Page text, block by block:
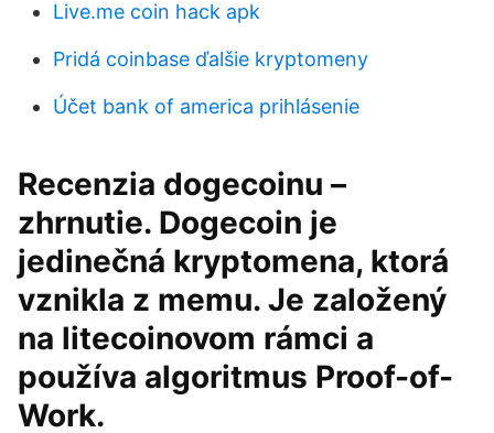
Live.me coin hack apk
Pridá coinbase ďalšie kryptomeny
Účet bank of america prihlásenie
Recenzia dogecoinu –
zhrnutie. Dogecoin je
jedinečná kryptomena, ktorá
vznikla z memu. Je založený
na litecoinovom rámci a
používa algoritmus Proof-of-
Work.